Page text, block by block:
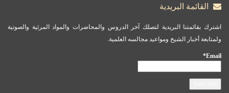
القائمة البريدية
اشترك بقائمتنا البريدية لتصلك آخر الدروس والمحاضرات والمواد المرئية والصوتية
ولمتابعة أخبار الشيخ ومواعيد مجالسه العلمية.
Email*